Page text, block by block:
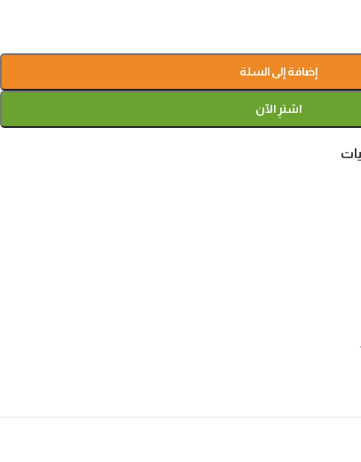
إضافة إلى السلة
اشترِ الآن